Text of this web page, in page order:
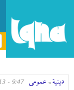
دينية » عمومی 9:47 - January 05, 2013